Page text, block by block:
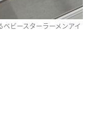
ビースターラーメンアイ